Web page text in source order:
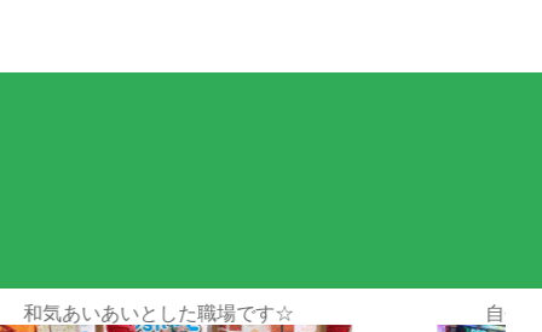
です☆ 自分のペースでお仕事できます！